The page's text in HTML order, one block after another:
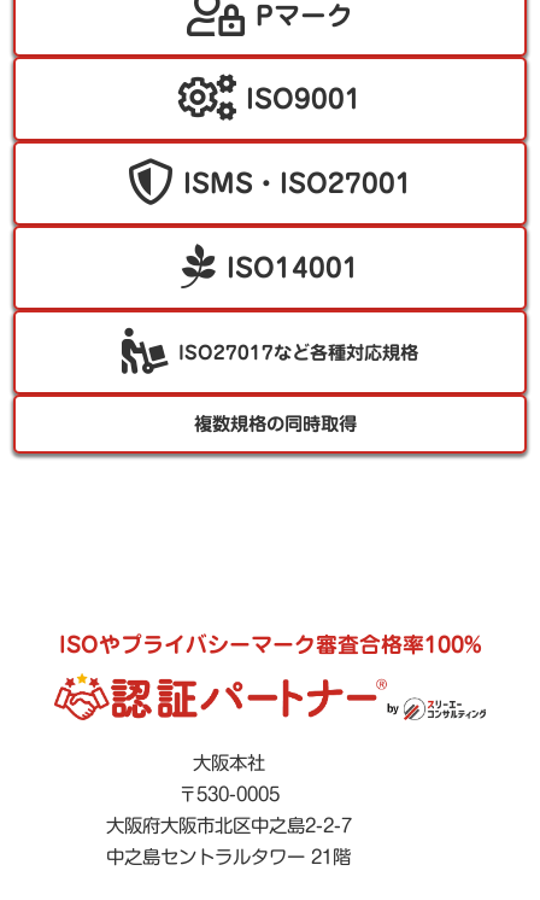
Pマーク
ISO9001
ISMS・ISO27001
ISO14001
ISO27017など各種対応規格
複数規格の同時取得
ISOやプライバシーマーク審査合格率100%
大阪本社
〒530-0005
大阪府大阪市北区中之島2-2-7
中之島セントラルタワー 21階